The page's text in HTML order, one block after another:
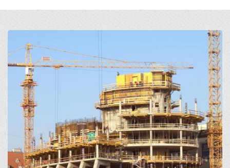
Open